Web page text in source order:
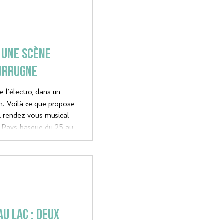
ospatzeko.
erakusketa ederra
Une scène
l’électro, dans un
rendez-vous musical
basque du 25 au
d’une bande
LAC : Deux